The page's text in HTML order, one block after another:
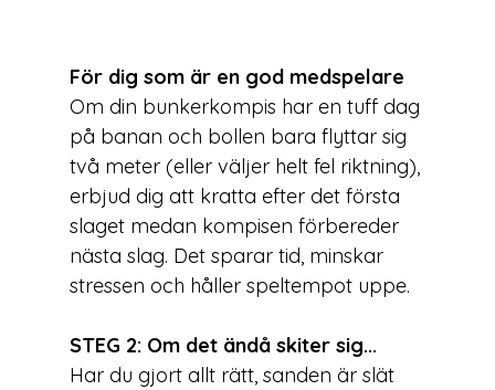
För dig som är en god medspelare
Om din bunkerkompis har en tuff dag
på banan och bollen bara flyttar sig
två meter (eller väljer helt fel riktning),
erbjud dig att kratta efter det första
slaget medan kompisen förbereder
nästa slag. Det sparar tid, minskar
stressen och håller speltempot uppe.
STEG 2: Om det ändå skiter sig...
Har du gjort allt rätt, sanden är slät